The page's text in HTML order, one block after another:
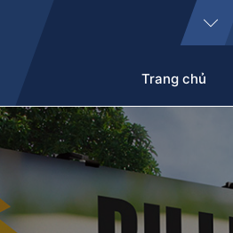
Trang chủ